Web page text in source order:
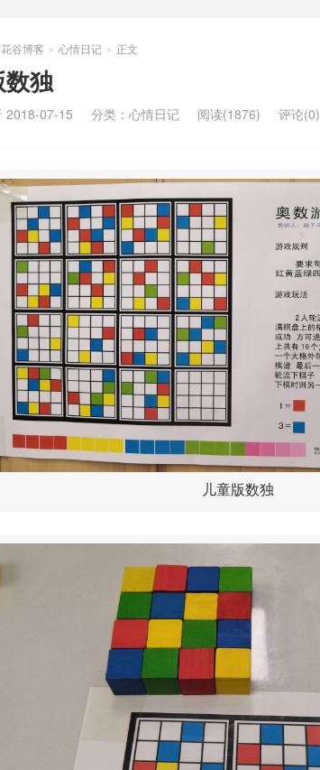
谷博客 > 心情日记 > 正文
数独
2018-07-15 分类： 心情日记 阅读(1876) 评论(0)
儿童版数独